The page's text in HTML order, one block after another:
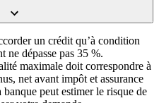
un crédit qu’à condition
ne dépasse pas 35 %.
maximale doit correspondre à
net avant impôt et assurance
peut estimer le risque de